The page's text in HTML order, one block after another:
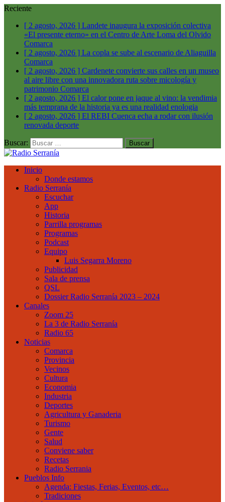
Reciente
[ 2 agosto, 2026 ] Landete inaugura la exposición colectiva
«El presente eterno» en el Centro de Arte Loma del Olvido
Comarca
[ 2 agosto, 2026 ] La copla se sube al escenario de Aliaguilla
Comarca
[ 2 agosto, 2026 ] Cardenete convierte sus calles en un museo
al aire libre con una innovadora ruta sobre micología y
patrimonio Comarca
[ 2 agosto, 2026 ] El calor pone en jaque al vino: la vendimia
más temprana de la historia ya es una realidad enologia
[ 2 agosto, 2026 ] El REBI Cuenca echa a rodar con ilusión
renovada deporte
Buscar:
Inicio
Donde estamos
Radio Serranía
Escuchar
App
Historia
Parrilla programas
Programas
Podcast
Equipo
Luis Segarra Moreno
Publicidad
Sala de prensa
QSL
Dossier Radio Serranía 2023 – 2024
Canales
Zoom 25
La 3 de Radio Serranía
Radio 65
Noticias
Comarca
Provincia
Vecinos
Cultura
Economia
Industria
Deportes
Agricultura y Ganaderia
Turismo
Gente
Salud
Conviene saber
Recetas
Radio Serrania
Pueblos Info
Agenda: Fiestas, Ferias, Eventos, etc…
Tradiciones